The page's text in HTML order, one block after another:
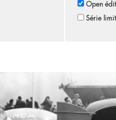
Open
Série